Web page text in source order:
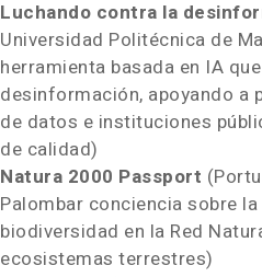
Luchando contra la
Universidad Politécnica de
herramienta basada en IA
desinformación, apoyando a
de datos e instituciones
de calidad)
Natura 2000 Passport (
Palombar conciencia sobre
biodiversidad en la Red
ecosistemas terrestres)